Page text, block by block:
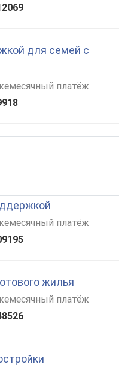
для семей с
платёж
платёж
жилья
платёж